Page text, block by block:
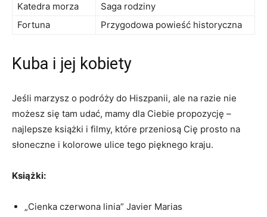
Katedra morza
Saga rodziny
Fortuna
Przygodowa powieść ‌historyczna
Kuba i‌ jej‌ kobiety
Jeśli marzysz o‍ podróży do‍ Hiszpanii, ale⁣ na razie nie
możesz się ⁢tam udać,⁣ mamy dla Ciebie propozycję​ –
najlepsze książki i filmy, które przeniosą Cię prosto na
słoneczne i kolorowe ulice tego pięknego kraju.
Książki:
„Cienka czerwona linia” Javier Marias